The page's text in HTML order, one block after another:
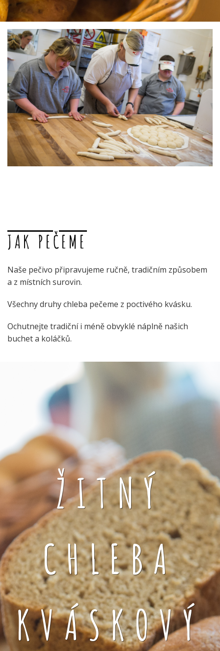
JAK PEČEME
Naše pečivo připravujeme ručně, tradičním způsobem
a z místních surovin.
Všechny druhy chleba pečeme z poctivého kvásku.
Ochutnejte tradiční i méně obvyklé náplně našich
buchet a koláčků.
ŽITNÝ
CHLEBA
KVÁSKOVÝ